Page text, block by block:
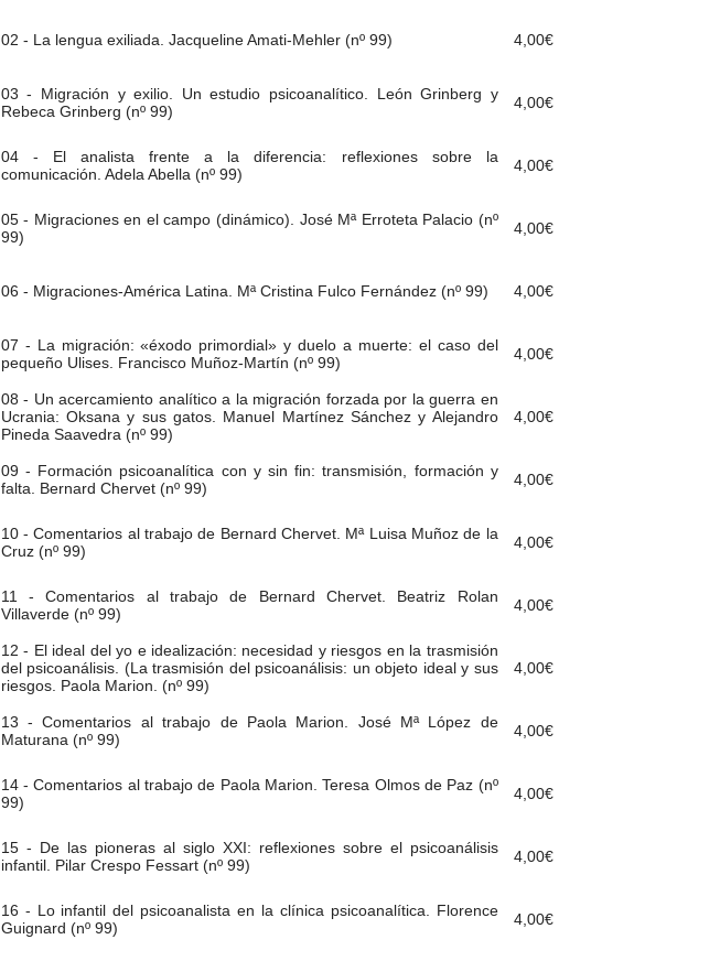
02 - La lengua exiliada. Jacqueline Amati-Mehler (nº 99) 4,00€
03 - Migración y exilio. Un estudio psicoanalítico. León Grinberg y
Rebeca Grinberg (nº 99)
4,00€
04 - El analista frente a la diferencia: reflexiones sobre la
comunicación. Adela Abella (nº 99)
4,00€
05 - Migraciones en el campo (dinámico). José Mª Erroteta Palacio (nº
99)
4,00€
06 - Migraciones-América Latina. Mª Cristina Fulco Fernández (nº 99) 4,00€
07 - La migración: «éxodo primordial» y duelo a muerte: el caso del
pequeño Ulises. Francisco Muñoz-Martín (nº 99)
4,00€
08 - Un acercamiento analítico a la migración forzada por la guerra en
Ucrania: Oksana y sus gatos. Manuel Martínez Sánchez y Alejandro
Pineda Saavedra (nº 99)
4,00€
09 - Formación psicoanalítica con y sin fin: transmisión, formación y
falta. Bernard Chervet (nº 99)
4,00€
10 - Comentarios al trabajo de Bernard Chervet. Mª Luisa Muñoz de la
Cruz (nº 99)
4,00€
11 - Comentarios al trabajo de Bernard Chervet. Beatriz Rolan
Villaverde (nº 99)
4,00€
12 - El ideal del yo e idealización: necesidad y riesgos en la trasmisión
del psicoanálisis. (La trasmisión del psicoanálisis: un objeto ideal y sus
riesgos. Paola Marion. (nº 99)
4,00€
13 - Comentarios al trabajo de Paola Marion. José Mª López de
Maturana (nº 99)
4,00€
14 - Comentarios al trabajo de Paola Marion. Teresa Olmos de Paz (nº
99)
4,00€
15 - De las pioneras al siglo XXI: reflexiones sobre el psicoanálisis
infantil. Pilar Crespo Fessart (nº 99)
4,00€
16 - Lo infantil del psicoanalista en la clínica psicoanalítica. Florence
Guignard (nº 99)
4,00€